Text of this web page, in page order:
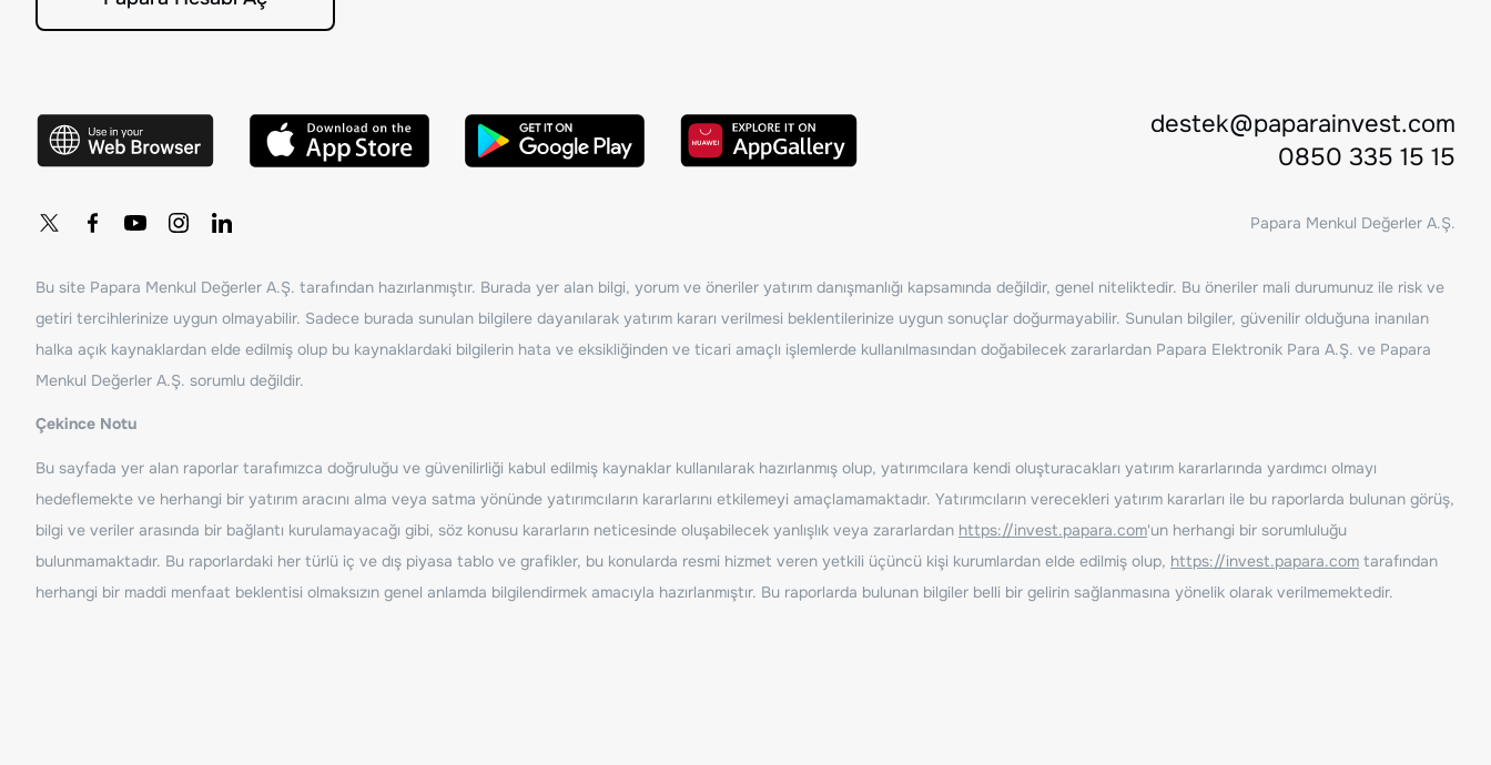
destek@paparainvest.com
0850 335 15 15
Papara Menkul Değerler A.Ş.
Bu site Papara Menkul Değerler A.Ş. tarafından hazırlanmıştır. Burada yer alan bilgi, yorum ve öneriler yatırım danışmanlığı kapsamında değildir, genel niteliktedir. Bu öneriler mali durumunuz ile risk ve
getiri tercihlerinize uygun olmayabilir. Sadece burada sunulan bilgilere dayanılarak yatırım kararı verilmesi beklentilerinize uygun sonuçlar doğurmayabilir. Sunulan bilgiler, güvenilir olduğuna inanılan
halka açık kaynaklardan elde edilmiş olup bu kaynaklardaki bilgilerin hata ve eksikliğinden ve ticari amaçlı işlemlerde kullanılmasından doğabilecek zararlardan Papara Elektronik Para A.Ş. ve Papara
Menkul Değerler A.Ş. sorumlu değildir.
Çekince Notu
Bu sayfada yer alan raporlar tarafımızca doğruluğu ve güvenilirliği kabul edilmiş kaynaklar kullanılarak hazırlanmış olup, yatırımcılara kendi oluşturacakları yatırım kararlarında yardımcı olmayı
hedeflemekte ve herhangi bir yatırım aracını alma veya satma yönünde yatırımcıların kararlarını etkilemeyi amaçlamamaktadır. Yatırımcıların verecekleri yatırım kararları ile bu raporlarda bulunan görüş,
bilgi ve veriler arasında bir bağlantı kurulamayacağı gibi, söz konusu kararların neticesinde oluşabilecek yanlışlık veya zararlardan https://invest.papara.com'un herhangi bir sorumluluğu
bulunmamaktadır. Bu raporlardaki her türlü iç ve dış piyasa tablo ve grafikler, bu konularda resmi hizmet veren yetkili üçüncü kişi kurumlardan elde edilmiş olup, https://invest.papara.com tarafından
herhangi bir maddi menfaat beklentisi olmaksızın genel anlamda bilgilendirmek amacıyla hazırlanmıştır. Bu raporlarda bulunan bilgiler belli bir gelirin sağlanmasına yönelik olarak verilmemektedir.